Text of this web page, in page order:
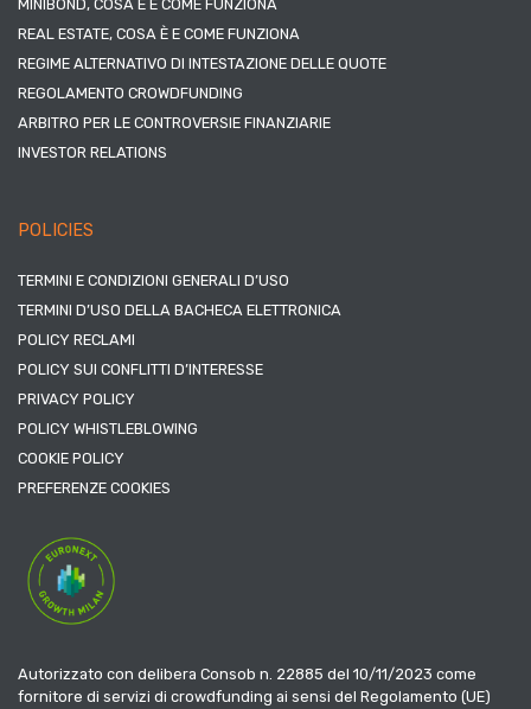
MINIBOND, COSA È E COME FUNZIONA
REAL ESTATE, COSA È E COME FUNZIONA
REGIME ALTERNATIVO DI INTESTAZIONE DELLE QUOTE
REGOLAMENTO CROWDFUNDING
ARBITRO PER LE CONTROVERSIE FINANZIARIE
INVESTOR RELATIONS
POLICIES
TERMINI E CONDIZIONI GENERALI D’USO
TERMINI D’USO DELLA BACHECA ELETTRONICA
POLICY RECLAMI
POLICY SUI CONFLITTI D’INTERESSE
PRIVACY POLICY
POLICY WHISTLEBLOWING
COOKIE POLICY
PREFERENZE COOKIES
Autorizzato con delibera Consob n. 22885 del 10/11/2023 come
fornitore di servizi di crowdfunding ai sensi del Regolamento (UE)